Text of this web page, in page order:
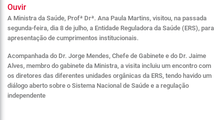
Ouvir
A Ministra da Saúde, Profª Drª. Ana Paula Martins, visitou, na passada
segunda-feira, dia 8 de julho, a Entidade Reguladora da Saúde (ERS), para
apresentação de cumprimentos institucionais.
Acompanhada do Dr. Jorge Mendes, Chefe de Gabinete e do Dr. Jaime
Alves, membro do gabinete da Ministra, a visita incluiu um encontro com
os diretores das diferentes unidades orgânicas da ERS, tendo havido um
diálogo aberto sobre o Sistema Nacional de Saúde e a regulação
independente